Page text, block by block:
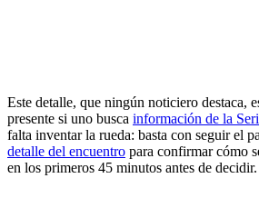
Este detalle, que ningún noticiero destaca,
presente si uno busca información de la
falta inventar la rueda: basta con seguir el
detalle del encuentro para confirmar cómo
en los primeros 45 minutos antes de decidir.